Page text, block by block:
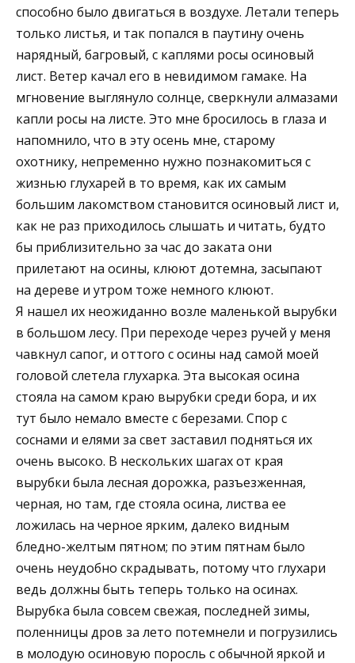
способно было двигаться в воздухе. Летали теперь
только листья, и так попался в паутину очень
нарядный, багровый, с каплями росы осиновый
лист. Ветер качал его в невидимом гамаке. На
мгновение выглянуло солнце, сверкнули алмазами
капли росы на листе. Это мне бросилось в глаза и
напомнило, что в эту осень мне, старому
охотнику, непременно нужно познакомиться с
жизнью глухарей в то время, как их самым
большим лакомством становится осиновый лист и,
как не раз приходилось слышать и читать, будто
бы приблизительно за час до заката они
прилетают на осины, клюют дотемна, засыпают
на дереве и утром тоже немного клюют.
Я нашел их неожиданно возле маленькой вырубки
в большом лесу. При переходе через ручей у меня
чавкнул сапог, и оттого с осины над самой моей
головой слетела глухарка. Эта высокая осина
стояла на самом краю вырубки среди бора, и их
тут было немало вместе с березами. Спор с
соснами и елями за свет заставил подняться их
очень высоко. В нескольких шагах от края
вырубки была лесная дорожка, разъезженная,
черная, но там, где стояла осина, листва ее
ложилась на черное ярким, далеко видным
бледно-желтым пятном; по этим пятнам было
очень неудобно скрадывать, потому что глухари
ведь должны быть теперь только на осинах.
Вырубка была совсем свежая, последней зимы,
поленницы дров за лето потемнели и погрузились
в молодую осиновую поросль с обычной яркой и